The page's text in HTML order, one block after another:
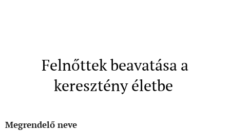
Felnőttek beavatása a
keresztény életbe
Megrendelő neve